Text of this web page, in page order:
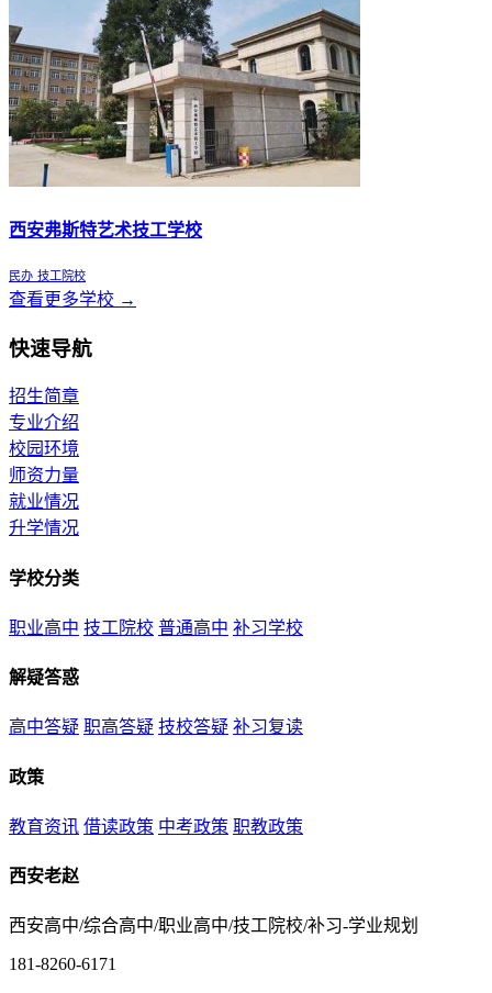
西安弗斯特艺术技工学校
民办 技工院校
查看更多学校 →
快速导航
招生简章
专业介绍
校园环境
师资力量
就业情况
升学情况
学校分类
职业高中 技工院校 普通高中 补习学校
解疑答惑
高中答疑 职高答疑 技校答疑 补习复读
政策
教育资讯 借读政策 中考政策 职教政策
西安老赵
西安高中/综合高中/职业高中/技工院校/补习-学业规划
181-8260-6171